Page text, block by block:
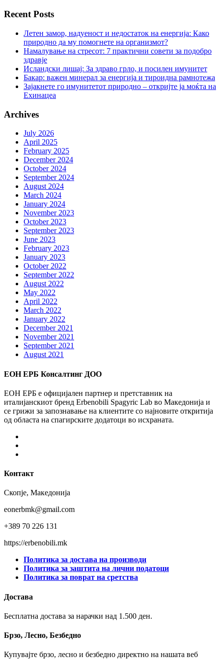
Recent Posts
Летен замор, надуеност и недостаток на енергија: Како
природно да му помогнете на организмот?
Намалување на стресот: 7 практични совети за подобро
здравје
Исландски лишај: За здраво грло, и посилен имунитет
Бакар: важен минерал за енергија и тироидна рамнотежа
Зајакнете го имунитетот природно – откријте ја моќта на
Ехинацеа
Archives
July 2026
April 2025
February 2025
December 2024
October 2024
September 2024
August 2024
March 2024
January 2024
November 2023
October 2023
September 2023
June 2023
February 2023
January 2023
October 2022
September 2022
August 2022
May 2022
April 2022
March 2022
January 2022
December 2021
November 2021
September 2021
August 2021
ЕОН ЕРБ Консалтинг ДОО
ЕОН ЕРБ е официјален партнер и претставник на
италијанскиот бренд Erbenobili Spagyric Lab во Македонија и
се грижи за запознавање на клиентите со најновите откритија
од областа на спагирските додатоци во исхраната.
Контакт
Скопје, Македонија
eonerbmk@gmail.com
+389 70 226 131
https://erbenobili.mk
Политика за достава на производи
Политика за заштита на лични податоци
Политика за поврат на сретства
Достава
Бесплатна достава за нарачки над 1.500 ден.
Брзо, Лесно, Безбедно
Купувајте брзо, лесно и безбедно директно на нашата веб